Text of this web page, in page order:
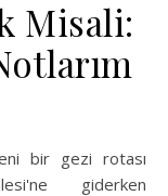
Misali:
giderken